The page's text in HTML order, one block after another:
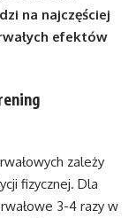
na najczęściej
efektów
zależy
fizycznej. Dla
3-4 razy w